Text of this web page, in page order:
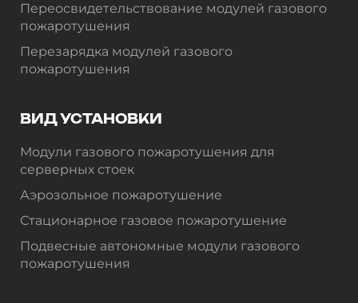
Переосвидетельствование модулей газового
пожаротушения
Перезарядка модулей газового
пожаротушения
ВИД УСТАНОВКИ
Модули газового пожаротушения для
серверных стоек
Аэрозольное пожаротушение
Стационарное газовое пожаротушение
Подвесные автономные модули газового
пожаротушения